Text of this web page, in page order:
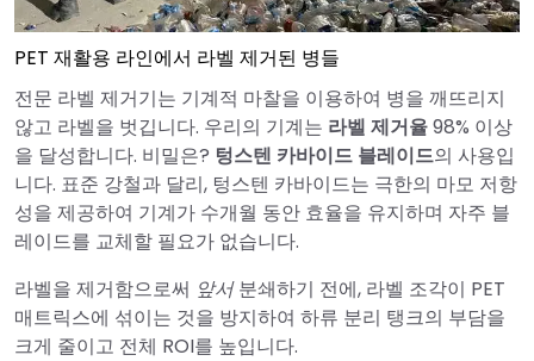
PET 재활용 라인에서 라벨 제거된 병들
전문 라벨 제거기는 기계적 마찰을 이용하여 병을 깨뜨리지
않고 라벨을 벗깁니다. 우리의 기계는 라벨 제거율98% 이상
을 달성합니다. 비밀은? 텅스텐 카바이드 블레이드의 사용입
니다. 표준 강철과 달리, 텅스텐 카바이드는 극한의 마모 저항
성을 제공하여 기계가 수개월 동안 효율을 유지하며 자주 블
레이드를 교체할 필요가 없습니다.
라벨을 제거함으로써 앞서분쇄하기 전에, 라벨 조각이 PET
매트릭스에 섞이는 것을 방지하여 하류 분리 탱크의 부담을
크게 줄이고 전체 ROI를 높입니다.